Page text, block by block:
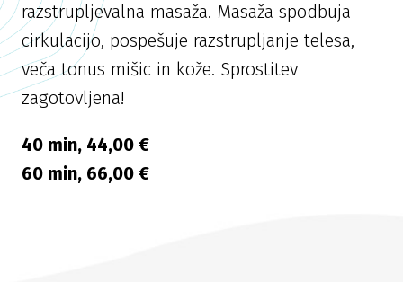
razstrupljevalna masaža. Masaža spodbuja
cirkulacijo, pospešuje razstrupljanje telesa,
veča tonus mišic in kože. Sprostitev
zagotovljena!
40 min, 44,00 €
60 min, 66,00 €